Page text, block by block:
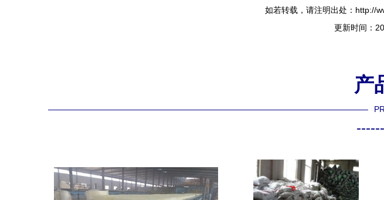
如若转载，请注明出处：http://
更新时间：
产